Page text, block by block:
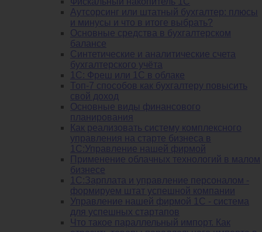
Аутсорсинг или штатный бухгалтер: плюсы
и минусы и что в итоге выбрать?
Основные средства в бухгалтерском
балансе
Синтетические и аналитические счета
бухгалтерского учёта
1C: Фреш или 1С в облаке
Топ-7 способов как бухгалтеру повысить
свой доход
Основные виды финансового
планирования
Как реализовать систему комплексного
управления на старте бизнеса в
1С:Управление нашей фирмой
Применение облачных технологий в малом
бизнесе
1C:Зарплата и управление персоналом -
формируем штат успешной компании
Управление нашей фирмой 1C - система
для успешных стартапов
Что такое параллельный импорт. Как